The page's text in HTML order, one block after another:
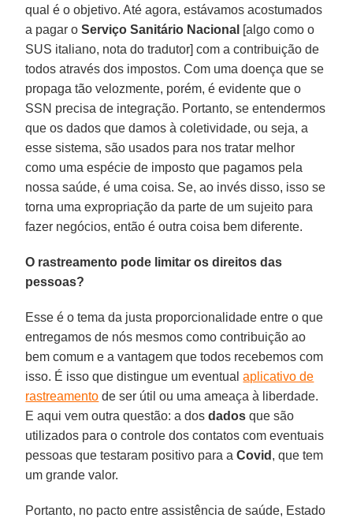
qual é o objetivo. Até agora, estávamos acostumados
a pagar oServiço Sanitário Nacional [algo como o
SUS italiano, nota do tradutor] com a contribuição de
todos através dos impostos. Com uma doença que se
propaga tão velozmente, porém, é evidente que o
SSN precisa de integração. Portanto, se entendermos
que os dados que damos à coletividade, ou seja, a
esse sistema, são usados para nos tratar melhor
como uma espécie de imposto que pagamos pela
nossa saúde, é uma coisa. Se, ao invés disso, isso se
torna uma expropriação da parte de um sujeito para
fazer negócios, então é outra coisa bem diferente.
O rastreamento pode limitar os direitos das
pessoas?
Esse é o tema da justa proporcionalidade entre o que
entregamos de nós mesmos como contribuição ao
bem comum e a vantagem que todos recebemos com
isso. É isso que distingue um eventualaplicativo de
rastreamento de ser útil ou uma ameaça à liberdade.
E aqui vem outra questão: a dosdados que são
utilizados para o controle dos contatos com eventuais
pessoas que testaram positivo para aCovid , que tem
um grande valor.
Portanto, no pacto entre assistência de saúde, Estado